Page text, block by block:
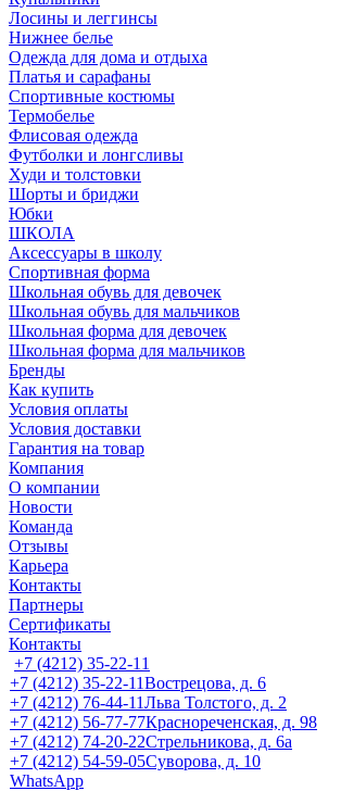
Лосины и леггинсы
Нижнее белье
Одежда для дома и отдыха
Платья и сарафаны
Спортивные костюмы
Термобелье
Флисовая одежда
Футболки и лонгсливы
Худи и толстовки
Шорты и бриджи
Юбки
ШКОЛА
Аксессуары в школу
Спортивная форма
Школьная обувь для девочек
Школьная обувь для мальчиков
Школьная форма для девочек
Школьная форма для мальчиков
Бренды
Как купить
Условия оплаты
Условия доставки
Гарантия на товар
Компания
О компании
Новости
Команда
Отзывы
Карьера
Контакты
Партнеры
Сертификаты
Контакты
+7 (4212) 35-22-11
+7 (4212) 35-22-11Вострецова, д. 6
+7 (4212) 76-44-11Льва Толстого, д. 2
+7 (4212) 56-77-77Краснореченская, д. 98
+7 (4212) 74-20-22Стрельникова, д. 6а
+7 (4212) 54-59-05Суворова, д. 10
WhatsApp